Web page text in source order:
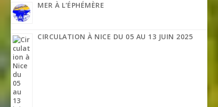
MER À L’ÉPHÉMÈRE
CIRCULATION À NICE DU 05 AU 13 JUIN 2025